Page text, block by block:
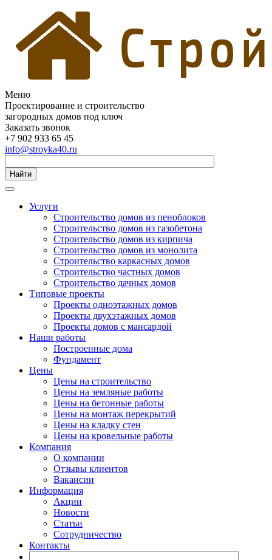
Меню
Проектирование и строительство
загородных домов под ключ
Заказать звонок
+7 902 933 65 45
info@stroyka40.ru
Найти
Услуги
Строительство домов из пеноблоков
Строительство домов из газобетона
Строительство домов из кирпича
Строительство домов из монолита
Строительство каркасных домов
Строительство частных домов
Строительство дачных домов
Типовые проекты
Проекты одноэтажных домов
Проекты двухэтажных домов
Проекты домов с мансардой
Наши работы
Построенные дома
Фундамент
Цены
Цены на строительство
Цены на земляные работы
Цены на бетонные работы
Цены на монтаж перекрытий
Цены на кладку стен
Цены на кровельные работы
Компания
О компании
Отзывы клиентов
Вакансии
Информация
Акции
Новости
Статьи
Сотрудничество
Контакты